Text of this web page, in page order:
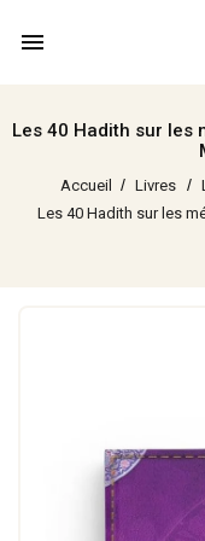
menu
Les 40 Hadith sur les
Accueil Livres
Les 40 Hadith sur les